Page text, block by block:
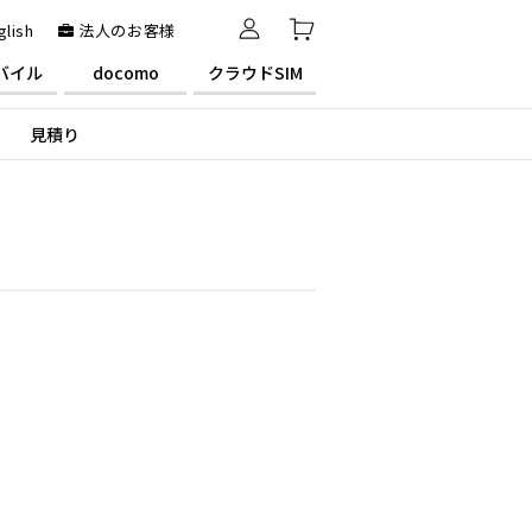
法人のお客様
イル docomo クラウドSIM
見積り